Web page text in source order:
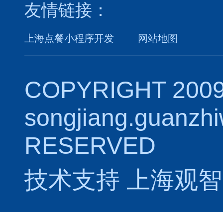
友情链接：
上海点餐小程序开发 网站地图
COPYRIGHT
RESERVED
技术支持
上海观